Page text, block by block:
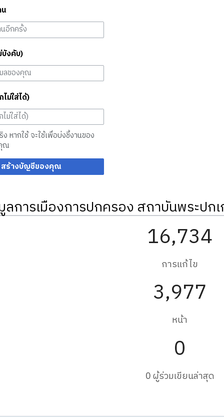
บังคับ)
ม่ใส่ได้)
หากใช้ จะใช้เพื่อบ่งชี้งานของ
ณ
สร้างบัญชีของคุณ
การเมืองการปกครอง สถาบันพระปก
16,734
การแก้ไข
3,977
หน้า
0
0 ผู้ร่วมเขียนล่าสุด